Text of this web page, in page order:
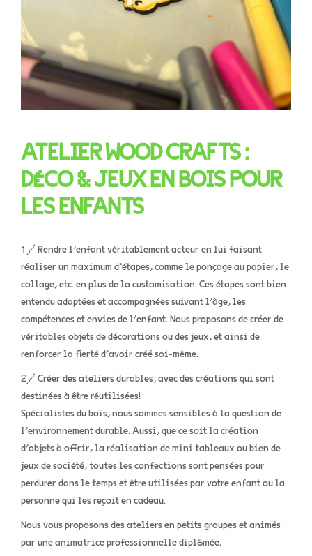
ATELIER WOOD CRAFTS :
DÉCO & JEUX EN BOIS POUR
LES ENFANTS
1/ Rendre l’enfant véritablement acteur en lui faisant
réaliser un maximum d’étapes, comme le ponçage au papier, le
collage, etc. en plus de la customisation. Ces étapes sont bien
entendu adaptées et accompagnées suivant l’âge, les
compétences et envies de l’enfant. Nous proposons de créer de
véritables objets de décorations ou des jeux, et ainsi de
renforcer la fierté d’avoir créé soi-même.
2/ Créer des ateliers durables, avec des créations qui sont
destinées à être réutilisées!
Spécialistes du bois, nous sommes sensibles à la question de
l’environnement durable. Aussi, que ce soit la création
d’objets à offrir, la réalisation de mini tableaux ou bien de
jeux de société, toutes les confections sont pensées pour
perdurer dans le temps et être utilisées par votre enfant ou la
personne qui les reçoit en cadeau.
Nous vous proposons des ateliers en petits groupes et animés
par une animatrice professionnelle diplômée.